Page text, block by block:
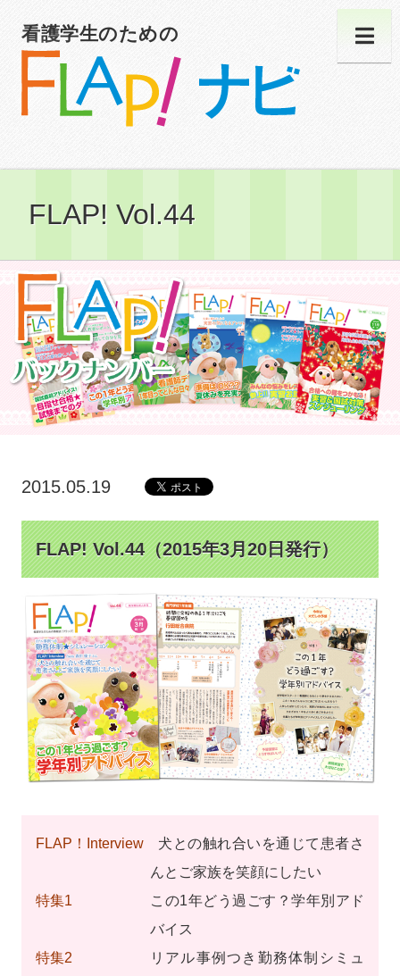
看護学生のための
FLAP! Vol.44
2015.05.19
FLAP! Vol.44（2015年3月20日発行）
FLAP！Interview
犬との触れ合いを通じて患者さ
んとご家族を笑顔にしたい
特集1
この1年どう過ごす？学年別アド
バイス
特集2
リアル事例つき勤務体制シミュ